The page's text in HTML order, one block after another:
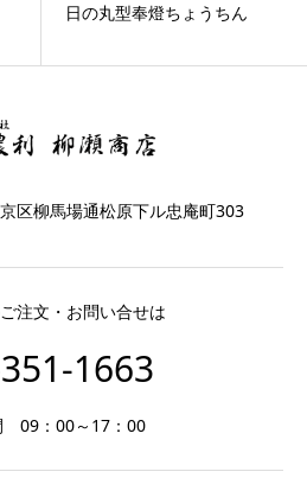
日の丸型奉燈ちょうちん
区柳馬場通松原下ル忠庵町303
注文・お問い合せは
1663
09：00～17：00